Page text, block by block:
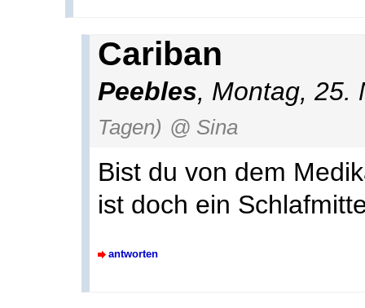
Cariban
Peebles, Montag, 25.
Tagen) @ Sina
Bist du von dem
ist doch ein
antworten